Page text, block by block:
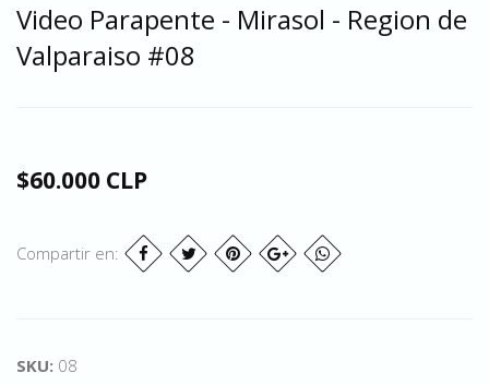
Video Parapente - Mirasol - Region de
Valparaiso #08
$60.000 CLP
Compartir en:
SKU: 08